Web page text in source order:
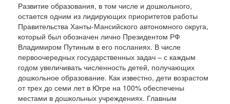
Развитие образования, в том числе и дошкольного,
остается одним из лидирующих приоритетов работы
Правительства Ханты-Мансийского автономного округа,
который был обозначен лично Президентом РФ
Владимиром Путиным в его посланиях. В числе
первоочередных государственных задач – с каждым
годом увеличивать численность детей, получающих
дошкольное образование. Как известно, дети возрастом
от трех до семи лет в Югре на 100% обеспечены
местами в дошкольных учреждениях. Главным